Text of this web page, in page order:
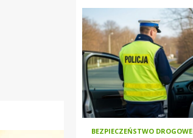
BEZPIECZEŃSTWO DROGOWE